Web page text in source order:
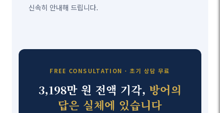
신속히 안내해 드립니다.
FREE CONSULTATION · 초기 상담 무료
3,198만 원 전액 기각, 방어의
답은 실체에 있습니다